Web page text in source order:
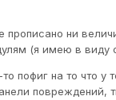
прописано ни
(я имею в виду
пофиг на то что у
повреждений,